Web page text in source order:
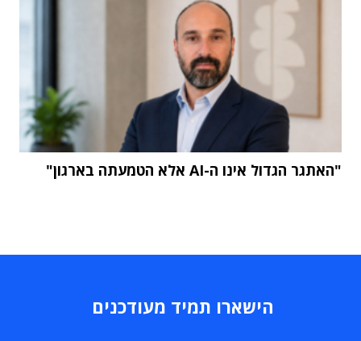
"האתגר הגדול אינו ה-AI אלא הטמעתה בארגון"
הישארו תמיד מעודכנים